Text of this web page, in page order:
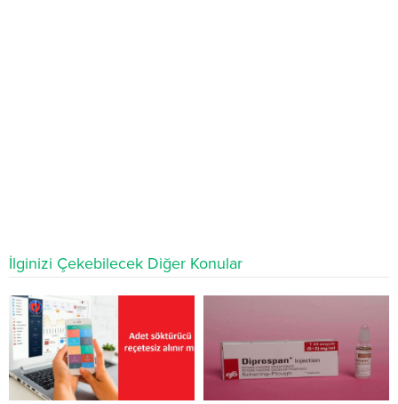
İlginizi Çekebilecek Diğer Konular